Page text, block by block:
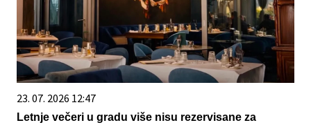
23. 07. 2026 12:47
Letnje večeri u gradu više nisu rezervisane za